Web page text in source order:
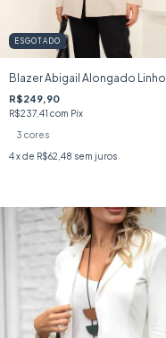
ESGOTADO
Blazer Abigail Alongado Linho
R$249,90
R$237,41 com Pix
3 cores
4x de R$62,48 sem juros